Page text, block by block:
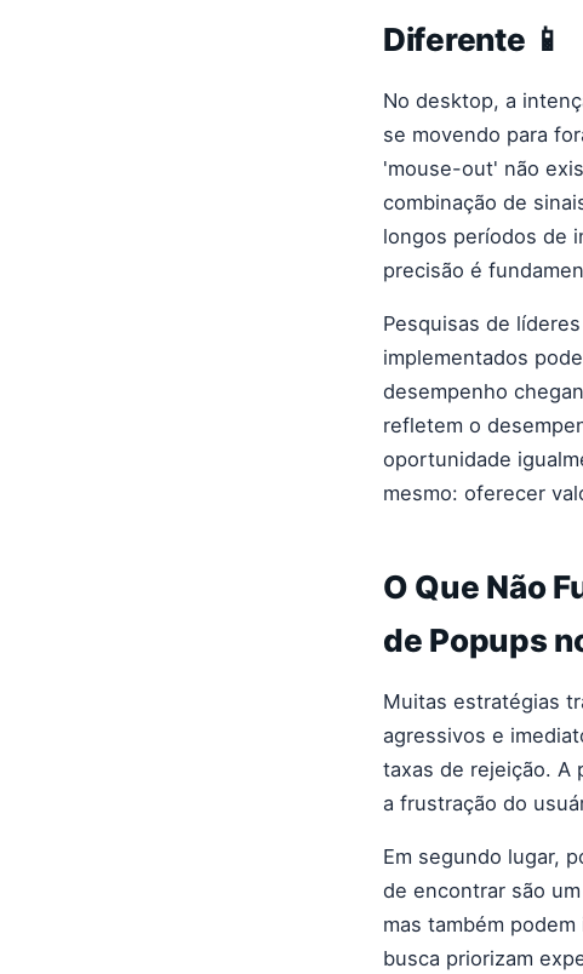
Diferente 📱
No desktop, a
se movendo para
'mouse-out' não
combinação de
longos períodos de
precisão é
Pesquisas de
implementados
desempenho
refletem o
oportunidade
mesmo: oferecer
O Que Não
de Popups
Muitas estratégias
agressivos e
taxas de rejeição. A
a frustração do
Em segundo lugar,
de encontrar são
mas também
busca priorizam